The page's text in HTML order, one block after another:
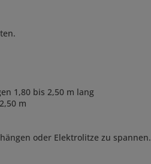
1,80 bis 2,50 m lang
m
oder Elektrolitze zu spannen.